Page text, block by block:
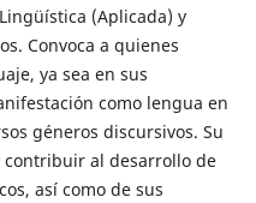
(Aplicada) y
Convoca a quienes
ya sea en sus
como lengua en
géneros discursivos. Su
al desarrollo de
así como de sus